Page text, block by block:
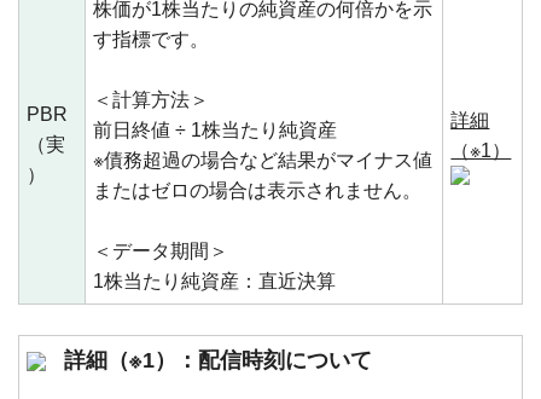
PBR
（実
）
株価が1株当たりの純資産の何倍かを示
す指標です。
＜計算方法＞
前日終値 ÷ 1株当たり純資産
※債務超過の場合など結果がマイナス値
またはゼロの場合は表示されません。
＜データ期間＞
1株当たり純資産：直近決算
詳細
（※1）
詳細（※1）：配信時刻について